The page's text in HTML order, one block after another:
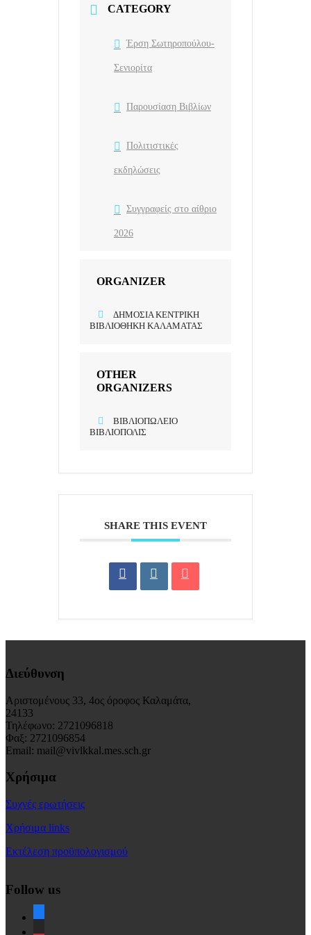
CATEGORY
Έρση Σωτηροπούλου-
Σενιορίτα
Παρουσίαση Βιβλίων
Πολιτιστικές
εκδηλώσεις
Συγγραφείς στο αίθριο
2026
ORGANIZER
ΔΗΜΌΣΙΑ ΚΕΝΤΡΙΚΉ
ΒΙΒΛΙΟΘΉΚΗ ΚΑΛΑΜΆΤΑΣ
OTHER
ORGANIZERS
ΒΙΒΛΙΟΠΩΛΕΊΟ
ΒΙΒΛΙΌΠΟΛΙΣ
SHARE THIS EVENT
Διεύθυνση
Αριστομένους 33, 4ος όροφος Καλαμάτα,
24133
Τηλέφωνο: 2721096818
Φαξ: 2721096854
Email: mail@vivlkkal.mes.sch.gr
Χρήσιμα
Συχνές ερωτήσεις
Χρήσιμα links
Εκτέλεση προϋπολογισμού
Follow us